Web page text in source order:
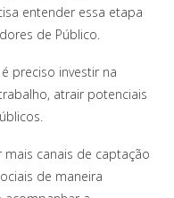
entender essa etapa
de Público.
preciso investir na
atrair potenciais
canais de captação
de maneira